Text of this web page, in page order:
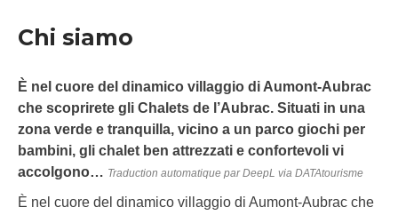
Chi siamo
È nel cuore del dinamico villaggio di Aumont-Aubrac
che scoprirete gli Chalets de l’Aubrac. Situati in una
zona verde e tranquilla, vicino a un parco giochi per
bambini, gli chalet ben attrezzati e confortevoli vi
accolgono… Traduction automatique par DeepL via DATAtourisme
È nel cuore del dinamico villaggio di Aumont-Aubrac che